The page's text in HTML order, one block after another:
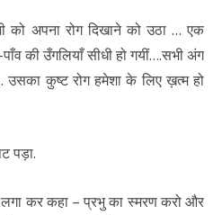
को अपना रोग दिखाने को उठा … एक
की उँगलियाँ सीधी हो गयीं….सभी अंग
कुष्ट रोग हमेशा के लिए ख़त्म हो
पड़ा.
कर कहा – प्रभु का स्मरण करो और